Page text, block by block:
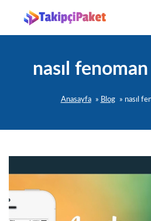
nasıl
Anasayfa » Blog » nasıl